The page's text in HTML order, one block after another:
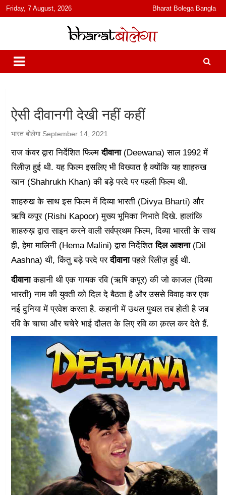
content
Friday, 7 August, 2026 Bharat Bolega Bangla
भारत बोलेगा
हिंदी में समाचार, विचार, ऑडियो, वीडियो और फ़ीचर. भारत बोलेगा हिंदी न्यूज़ वेबसाइट
India: News, Views, Info, Trends & Podcast I जानकारी भी समझदारी भी
और पॉडकास्ट
ऐसी दीवानगी देखी नहीं कहीं
भारत बोलेगा September 14, 2021
राज कंवर द्वारा निर्देशित फिल्मदीवाना(Deewana) साल 1992 में
रिलीज़ हुई थी. यह फिल्म इसलिए भी विख्यात है क्योंकि यह शाहरुख
खान (Shahrukh Khan) की बड़े परदे पर पहली फिल्म थी.
शाहरुख के साथ इस फिल्म में दिव्या भारती (Divya Bharti) और
ऋषि कपूर (Rishi Kapoor) मुख्य भूमिका निभाते दिखे. हालांकि
शाहरुख़ द्वारा साइन करने वाली सर्वप्रथम फिल्म, दिव्या भारती के साथ
ही, हेमा मालिनी (Hema Malini) द्वारा निर्देशितदिल आशना(Dil
Aashna) थी, किंतु बड़े परदे परदीवानापहले रिलीज़ हुई थी.
दीवानाकहानी थी एक गायक रवि (ऋषि कपूर) की जो काजल (दिव्या
भारती) नाम की युवती को दिल दे बैठता है और उससे विवाह कर एक
नई दुनिया में प्रवेश करता है. कहानी में उथल पुथल तब होती है जब
रवि के चाचा और चचेरे भाई दौलत के लिए रवि का क़त्ल कर देते हैं.